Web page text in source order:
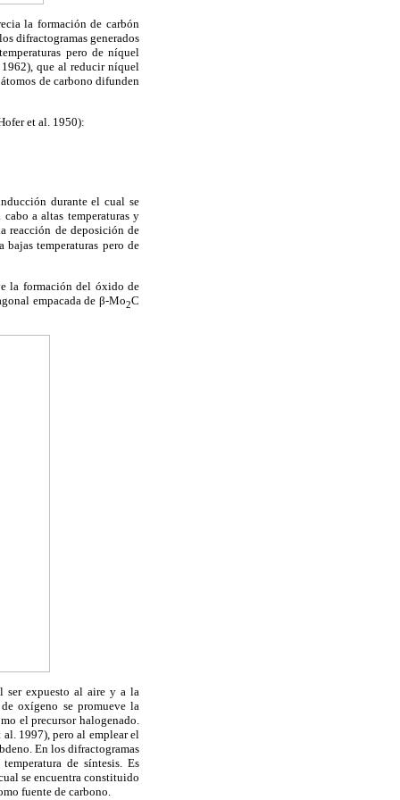
la formación de carbón
difractogramas generados
pero de níquel
que al reducir níquel
de carbono difunden
et al. 1950):
durante el cual se
a altas temperaturas y
reacción de deposición de
temperaturas pero de
la formación del óxido de
empacada de β-Mo2C
ser expuesto al aire y a la
oxígeno se promueve la
el precursor halogenado.
1997), pero al emplear el
En los difractogramas
de síntesis. Es
se encuentra constituido
fuente de carbono.